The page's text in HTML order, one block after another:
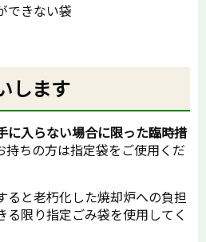
できない袋
します
に入らない場合に限った臨時措
持ちの方は指定袋をご使用くだ
ると老朽化した焼却炉への負担
る限り指定ごみ袋を使用してく